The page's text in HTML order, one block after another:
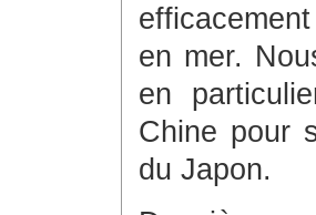
en mer.
en
Chine pour
du Japon.